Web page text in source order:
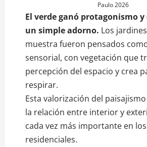
Paulo 2026
El verde ganó protagonismo y
un simple adorno. Los
muestra fueron pensados
sensorial, con vegetación que
percepción del espacio y crea
respirar.
Esta valorización del
la relación entre interior y
cada vez más importante en
residenciales.